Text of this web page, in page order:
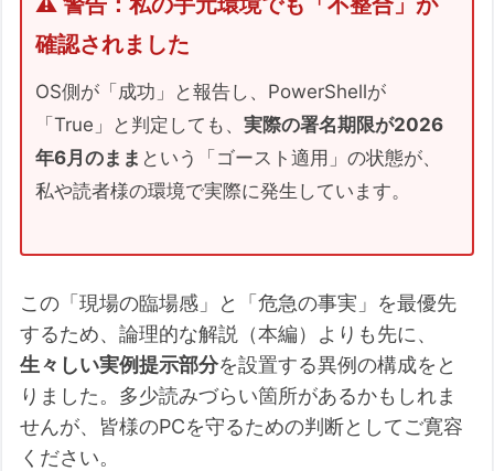
が「起動不能の女王」と化すのか？
「実際は不具合が発生して初めて判明
する」という厄介な現実
最後の砦：メーカーへの働きかけと覚
悟
に起動しませんか？それとも書き
なるのでしょうか？失敗していて
起動しないということであれば、
失敗直後に起動しなくなる気もし
ます。
【非常に重要】🕰️ なぜ「失
確認されました
OS側が「成功」と報告し、PowerShellが
「True」と判定しても、実際の署名期限が2026
年6月のまま という「ゴースト適用」の状態が、
私や読者様の環境で実際に発生しています。
この「現場の臨場感」と「危急の事実」を最優先
するため、論理的な解説（本編）よりも先に、
生々しい実例提示部分を設置する異例の構成をと
りました。多少読みづらい箇所があるかもしれま
せんが、皆様のPCを守るための判断としてご寛容
ください。